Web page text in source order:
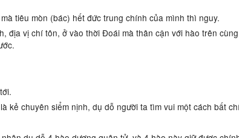
tiêu mòn (bác) hết đức trung chính của mình thì nguy.
địa vị chí tôn, ở vào thời Đoái mà thân cận với hào trên
kẻ chuyên siểm nịnh, dụ dỗ người ta tìm vui một cách bất